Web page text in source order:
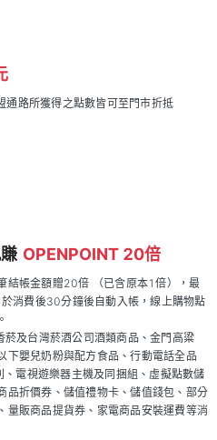
通路所獲得之點數皆可至門市折抵
OPENPOINT 20倍
結帳金額贈20倍 （已含原本1倍），最
消費後30分鐘後自動入帳，線上購物點
菸及台灣菸酒公司酒類商品、金門高粱
下嬰兒奶粉與配方食品、行動電話全品
電視遊樂器主機及同捆組、虛擬點數儲
品折價券、儲值禮物卡、儲值錢包、部分
量販商品提貨券、家電商品安裝運費等消